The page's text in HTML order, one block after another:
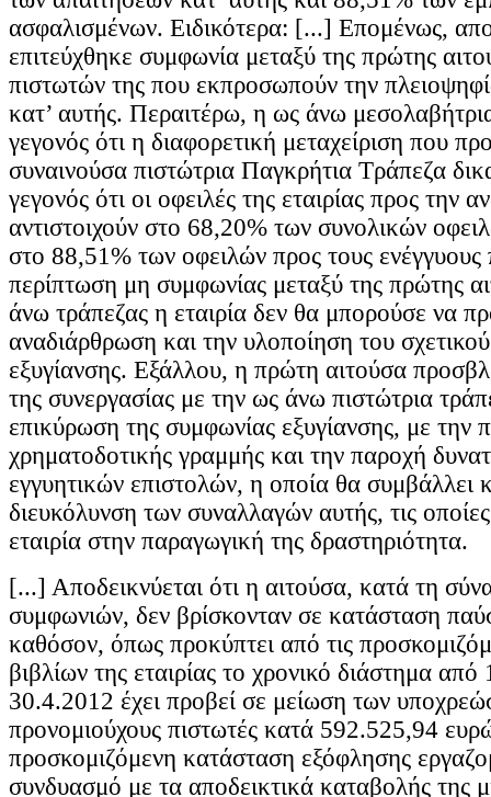
ασφαλισμένων. Ειδικότερα: [...] Επομένως,
επιτεύχθηκε συμφωνία μεταξύ της πρώτης
πιστωτών της που εκπροσωπούν την
κατ’ αυτής. Περαιτέρω, η ως άνω
γεγονός ότι η διαφορετική μεταχείριση που
συναινούσα πιστώτρια Παγκρήτια Τράπεζα
γεγονός ότι οι οφειλές της εταιρίας προς την
αντιστοιχούν στο 68,20% των συνολικών
στο 88,51% των οφειλών προς τους ενέγγυους
περίπτωση μη συμφωνίας μεταξύ της πρώτης
άνω τράπεζας η εταιρία δεν θα μπορούσε να
αναδιάρθρωση και την υλοποίηση του
εξυγίανσης. Εξάλλου, η πρώτη αιτούσα
της συνεργασίας με την ως άνω πιστώτρια
επικύρωση της συμφωνίας εξυγίανσης, με την
χρηματοδοτικής γραμμής και την παροχή
εγγυητικών επιστολών, η οποία θα συμβάλλει
διευκόλυνση των συναλλαγών αυτής, τις
εταιρία στην παραγωγική της δραστηριότητα.
[...] Αποδεικνύεται ότι η αιτούσα, κατά τη
συμφωνιών, δεν βρίσκονταν σε κατάσταση
καθόσον, όπως προκύπτει από τις
βιβλίων της εταιρίας το χρονικό διάστημα
30.4.2012 έχει προβεί σε μείωση των
προνομιούχους πιστωτές κατά 592.525,94
προσκομιζόμενη κατάσταση εξόφλησης
συνδυασμό με τα αποδεικτικά καταβολής της